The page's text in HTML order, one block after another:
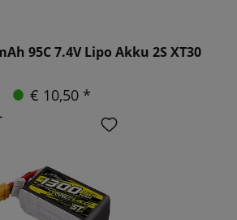
95C 7.4V Lipo Akku 2S XT30
€ 10,50 *